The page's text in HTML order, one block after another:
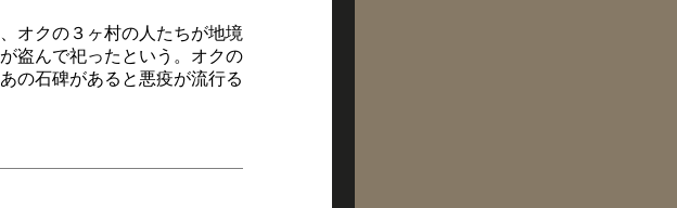
オクの３ヶ村の人たちが地境
盗んで祀ったという。オクの
の石碑があると悪疫が流行る